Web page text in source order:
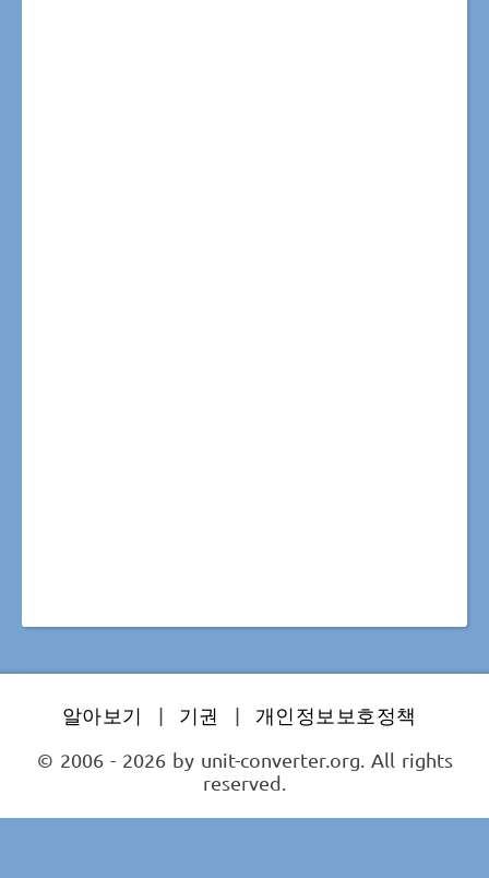
알아보기 | 기권 |
개인정보보호정책
© 2006 - 2026 by unit-converter.org. All rights
reserved.